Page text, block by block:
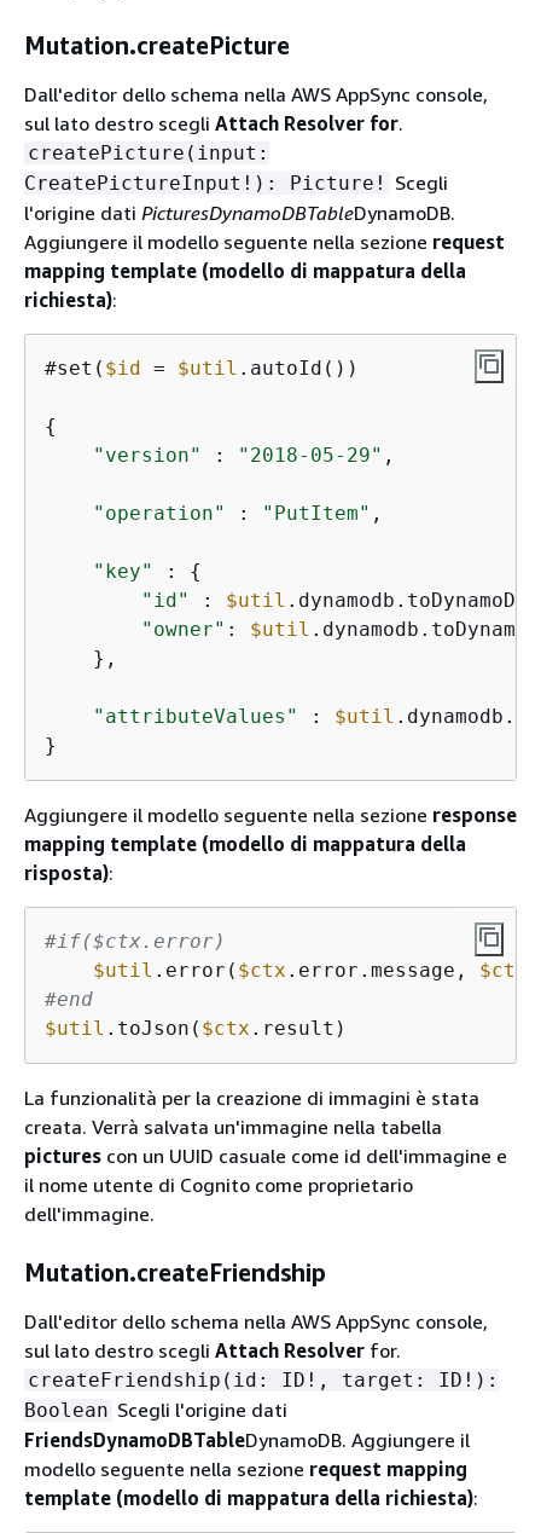
Mutation.createPicture
Dall'editor dello schema nella AWS AppSync console,
sul lato destro scegli Attach Resolver for.
createPicture(input:
CreatePictureInput!): Picture!
Scegli
l'origine dati PicturesDynamoDBTableDynamoDB.
Aggiungere il modello seguente nella sezione request
mapping template (modello di mappatura della
richiesta):
#set( $id = $util .autoId())
{
"version"
: "2018-05-29" ,
"operation" : "PutItem" ,
"key" : {
"id"
: $util
"owner" : $util
    },
"attributeValues" : $util
}
Aggiungere il modello seguente nella sezione response
mapping template (modello di mappatura della
risposta):
#if($ctx.error)
$util .error( $ctx .error.message, $ctx
#end
$util .toJson( $ctx .result)
La funzionalità per la creazione di immagini è stata
creata. Verrà salvata un'immagine nella tabella
pictures con un UUID casuale come id dell'immagine e
il nome utente di Cognito come proprietario
dell'immagine.
Mutation.createFriendship
Dall'editor dello schema nella AWS AppSync console,
sul lato destro scegli Attach Resolver for.
createFriendship(id: ID!, target: ID!):
Boolean Scegli l'origine dati
FriendsDynamoDBTableDynamoDB. Aggiungere il
modello seguente nella sezione request mapping
template (modello di mappatura della richiesta):